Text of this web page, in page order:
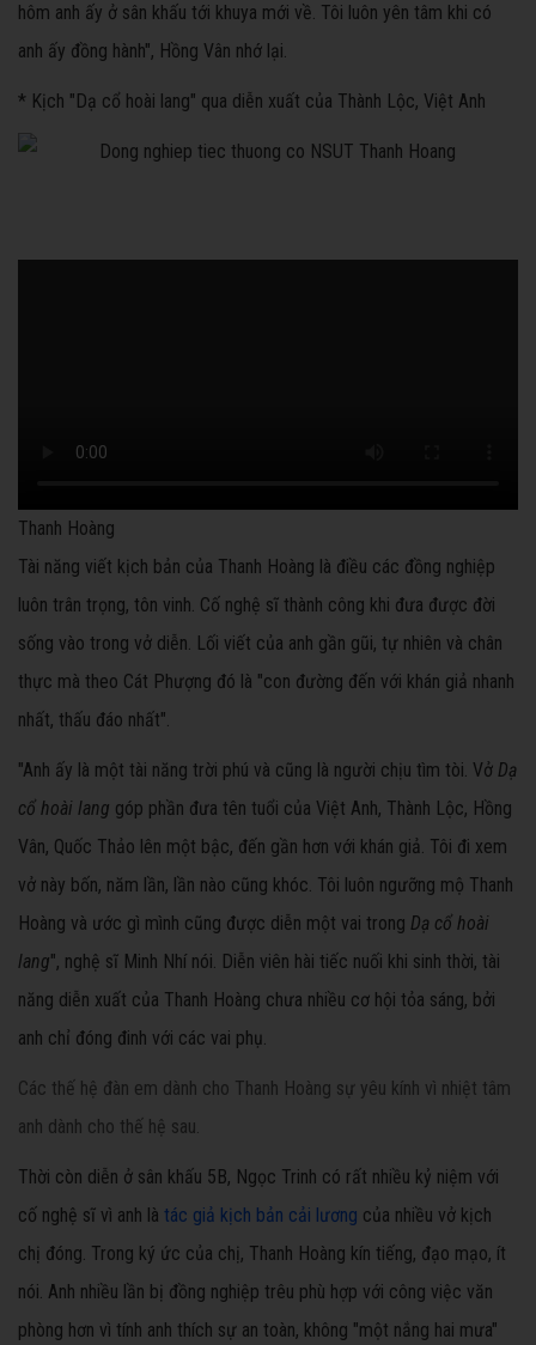
hôm anh ấy ở sân khấu tới khuya mới về. Tôi luôn yên tâm khi có
anh ấy đồng hành", Hồng Vân nhớ lại.
* Kịch "Dạ cổ hoài lang" qua diễn xuất của Thành Lộc, Việt Anh
Thanh Hoàng
Tài năng viết kịch bản của Thanh Hoàng là điều các đồng nghiệp
luôn trân trọng, tôn vinh. Cố nghệ sĩ thành công khi đưa được đời
sống vào trong vở diễn. Lối viết của anh gần gũi, tự nhiên và chân
thực mà theo Cát Phượng đó là "con đường đến với khán giả nhanh
nhất, thấu đáo nhất".
"Anh ấy là một tài năng trời phú và cũng là người chịu tìm tòi. Vở Dạ
cổ hoài lang góp phần đưa tên tuổi của Việt Anh, Thành Lộc, Hồng
Vân, Quốc Thảo lên một bậc, đến gần hơn với khán giả. Tôi đi xem
vở này bốn, năm lần, lần nào cũng khóc. Tôi luôn ngưỡng mộ Thanh
Hoàng và ước gì mình cũng được diễn một vai trong Dạ cổ hoài
lang", nghệ sĩ Minh Nhí nói. Diễn viên hài tiếc nuối khi sinh thời, tài
năng diễn xuất của Thanh Hoàng chưa nhiều cơ hội tỏa sáng, bởi
anh chỉ đóng đinh với các vai phụ.
Các thế hệ đàn em dành cho Thanh Hoàng sự yêu kính vì nhiệt tâm
anh dành cho thế hệ sau.
Thời còn diễn ở sân khấu 5B, Ngọc Trinh có rất nhiều kỷ niệm với
cố nghệ sĩ vì anh là tác giả kịch bản cải lương của nhiều vở kịch
chị đóng. Trong ký ức của chị, Thanh Hoàng kín tiếng, đạo mạo, ít
nói. Anh nhiều lần bị đồng nghiệp trêu phù hợp với công việc văn
phòng hơn vì tính anh thích sự an toàn, không "một nắng hai mưa"